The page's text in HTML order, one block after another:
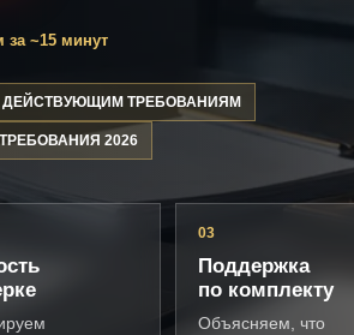
за ~15 минут
ДЕЙСТВУЮЩИМ ТРЕБОВАНИЯМ
2026
03
Поддержка
по комплекту
Объясняем, что